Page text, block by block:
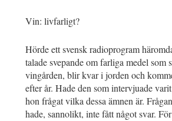
Vin: livfarligt?
Hörde ett svensk radioprogram
talade svepande om farliga medel som
vingården, blir kvar i jorden och
efter år. Hade den som intervjuade
hon frågat vilka dessa ämnen är.
hade, sannolikt, inte fått något svar.